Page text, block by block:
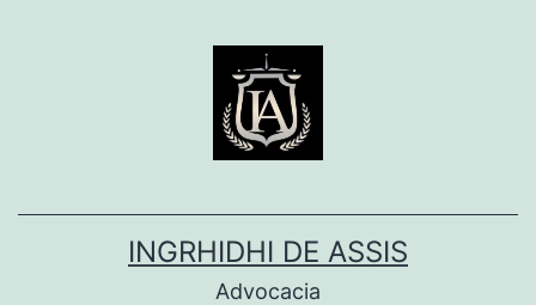
INGRHIDHI DE ASSIS
Advocacia